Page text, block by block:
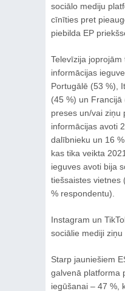
sociālo mediju
cīnīties pret
piebilda EP
Televīzija
informācijas
Portugālē (53 %),
(45 %) un Francijā
preses un/vai ziņu
informācijas avoti
dalībnieku un 16
kas tika veikta
ieguves avoti bija
tiešsaistes vietnes
% respondentu).
Instagram un
sociālie mediji ziņu
Starp jauniešiem
galvenā platforma
iegūšanai – 47 %,